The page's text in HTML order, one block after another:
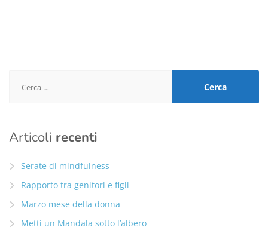
per:
Articoli recenti
Serate di mindfulness
Rapporto tra genitori e figli
Marzo mese della donna
Metti un Mandala sotto l’albero